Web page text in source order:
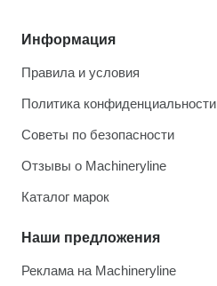
Информация
Правила и условия
Политика конфиденциальности
Советы по безопасности
Отзывы о Machineryline
Каталог марок
Наши предложения
Реклама на Machineryline